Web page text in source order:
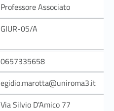
Professore Associato
GIUR-05/A
0657335658
egidio.marotta@uniroma3.it
Via Silvio D'Amico 77